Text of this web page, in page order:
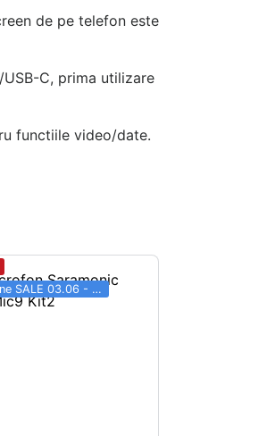
de pe telefon este
C, prima utilizare
functiile video/date.
Microfoane SALE 03.06 - 31.08